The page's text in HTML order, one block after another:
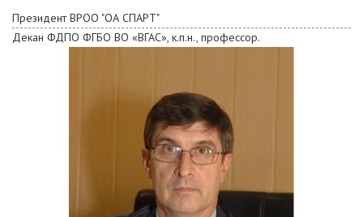
Президент ВРОО "ОА СПАРТ"
Декан ФДПО ФГБО ВО «ВГАС», к.п.н., профессор.